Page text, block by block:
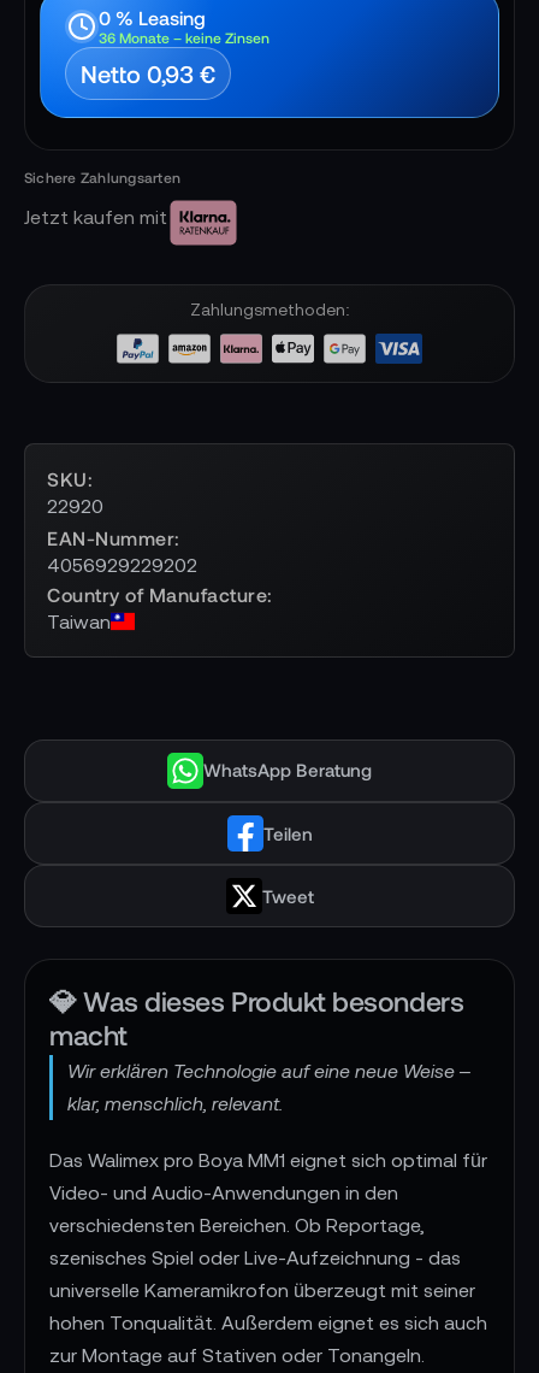
0 % Leasing
36 Monate – keine Zinsen
Netto 0,93 €
Jetzt kaufen mit
Zahlungsmethoden:
SKU
22920
EAN-Nummer
4056929229202
Country of Manufacture
Taiwan
WhatsApp Beratung
Teilen
Tweet
💎 Was dieses Produkt besonders
macht
Wir erklären Technologie auf eine neue Weise –
klar, menschlich, relevant.
Das Walimex pro Boya MM1 eignet sich optimal für
Video- und Audio-Anwendungen in den
verschiedensten Bereichen. Ob Reportage,
szenisches Spiel oder Live-Aufzeichnung - das
universelle Kameramikrofon überzeugt mit seiner
hohen Tonqualität. Außerdem eignet es sich auch
zur Montage auf Stativen oder Tonangeln.